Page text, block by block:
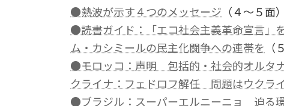
●熱波が示す４つのメッセージ （４～５面）
●読書ガイド：「エコ社会主義革命宣言」を
ム・カシミールの民主化闘争への連帯を （
●モロッコ：声明 包括的・社会的オルタ
クライナ：フェドロフ解任 問題はウクラ
●ブラジル：スーパーエルニーニョ 迫る